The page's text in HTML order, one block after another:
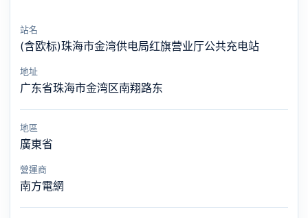
站名
(含欧标)珠海市金湾供电局红旗营业厅公共充电站
地址
广东省珠海市金湾区南翔路东
地區
廣東省
營運商
南方電網